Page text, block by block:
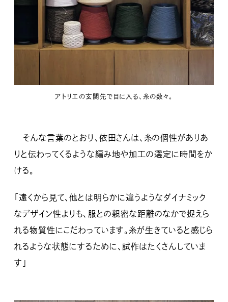
アトリエの玄関先で目に入る、糸の数々。
そんな言葉のとおり、依田さんは、糸の個性がありあ
りと伝わってくるような編み地や加工の選定に時間をか
ける。
「遠くから見て、他とは明らかに違うようなダイナミック
なデザイン性よりも、服との親密な距離のなかで捉えら
れる物質性にこだわっています。糸が生きていると感じら
れるような状態にするために、試作はたくさんしていま
す」